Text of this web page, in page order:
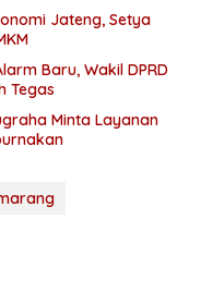
Jateng, Setya
Baru, Wakil DPRD
Tegas
Minta Layanan